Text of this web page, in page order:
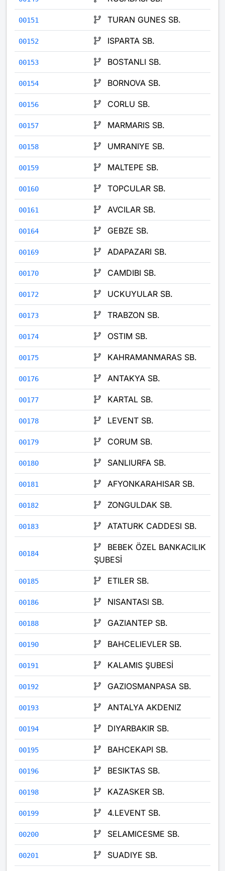
00151 TURAN GUNES SB.
00152 ISPARTA SB.
00153 BOSTANLI SB.
00154 BORNOVA SB.
00156 CORLU SB.
00157 MARMARIS SB.
00158 UMRANIYE SB.
00159 MALTEPE SB.
00160 TOPCULAR SB.
00161 AVCILAR SB.
00164 GEBZE SB.
00169 ADAPAZARI SB.
00170 CAMDIBI SB.
00172 UCKUYULAR SB.
00173 TRABZON SB.
00174 OSTIM SB.
00175 KAHRAMANMARAS SB.
00176 ANTAKYA SB.
00177 KARTAL SB.
00178 LEVENT SB.
00179 CORUM SB.
00180 SANLIURFA SB.
00181 AFYONKARAHISAR SB.
00182 ZONGULDAK SB.
00183 ATATURK CADDESI SB.
00184
BEBEK ÖZEL BANKACILIK
ŞUBESİ
00185 ETILER SB.
00186 NISANTASI SB.
00188 GAZIANTEP SB.
00190 BAHCELIEVLER SB.
00191 KALAMIS ŞUBESİ
00192 GAZIOSMANPASA SB.
00193 ANTALYA AKDENIZ
00194 DIYARBAKIR SB.
00195 BAHCEKAPI SB.
00196 BESIKTAS SB.
00198 KAZASKER SB.
00199 4.LEVENT SB.
00200 SELAMICESME SB.
00201 SUADIYE SB.